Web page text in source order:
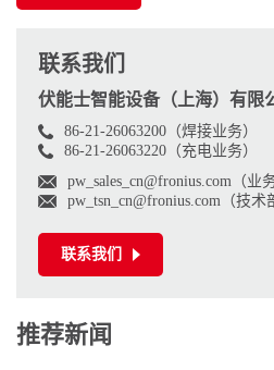
联系我们
伏能士智能设备（上海）有限
86-21-26063200（焊接业务）
86-21-26063220（充电业务）
pw_sales_cn@fronius.com（业
pw_tsn_cn@fronius.com（技术
联系我们
推荐新闻